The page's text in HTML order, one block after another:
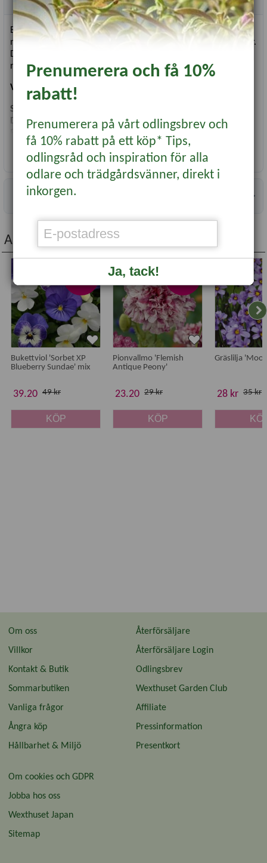
En snittblomsfavorit, utmärkt högrest dahlia. Mixen innehåller
mest dubbla sorter i klara färger och attraherar bin och fjärilar.
De långa stjälkarna gör att de blir idealiska både till snitt och i
rabatten.
Vetenskapligt namn
Såtid inomhus
Direktsådd : Maj-juni
Blomning/skörd
: Juli-okt
Antal frön: 50 st
Läs mer...
Specifikationer
Andra köpte även...
Bukettviol 'Sorbet XP
Blueberry Sundae' mix
39.20 49 kr
KÖP
Pionvallmo 'Flemish
Antique Peony'
23.20 29 kr
KÖP
Gräslilja
28 kr 35 kr
Om oss
Villkor
Kontakt & Butik
Sommarbutiken
Vanliga frågor
Ångra köp
Hållbarhet & Miljö
Återförsäljare
Återförsäljare Login
Odlingsbrev
Wexthuset Garden Club
Affiliate
Pressinformation
Presentkort
Om cookies och GDPR
Jobba hos oss
Wexthuset Japan
Sitemap
Prenumerera och få 10%
rabatt!
Prenumerera på vårt odlingsbrev och
få 10% rabatt på ett köp* Tips,
odlingsråd och inspiration för alla
odlare och trädgårdsvänner, direkt i
inkorgen.
Ja, tack!